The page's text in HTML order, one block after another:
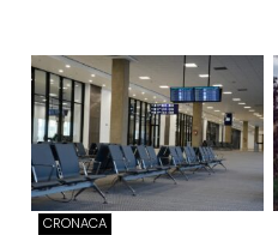
CRONACA